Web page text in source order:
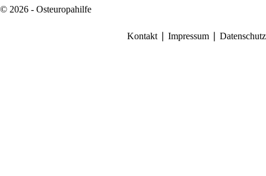
© 2026 - Osteuropahilfe
Kontakt Impressum Datenschutz